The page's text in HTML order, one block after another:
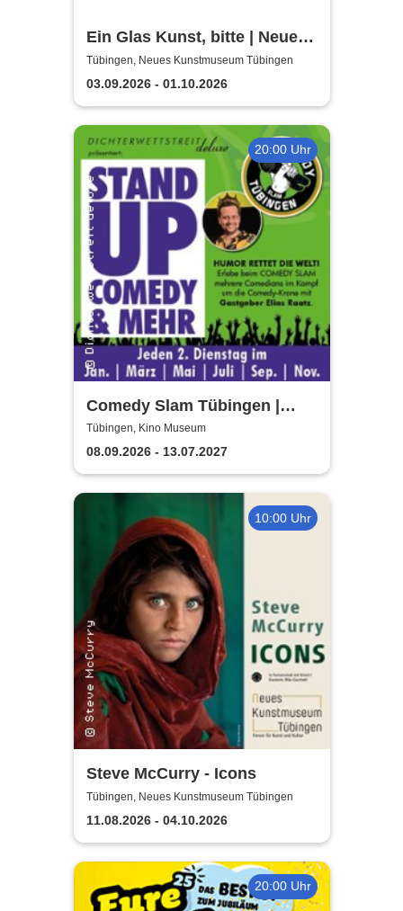
Ein Glas Kunst, bitte | Neues
Kunstmuseum Tübingen
Tübingen, Neues Kunstmuseum Tübingen
03.09.2026 - 01.10.2026
20:00 Uhr
Comedy Slam Tübingen |
Präsentiert von Gastgeber
Elias Raatz
Tübingen, Kino Museum
08.09.2026 - 13.07.2027
10:00 Uhr
Steve McCurry - Icons
Tübingen, Neues Kunstmuseum Tübingen
11.08.2026 - 04.10.2026
20:00 Uhr